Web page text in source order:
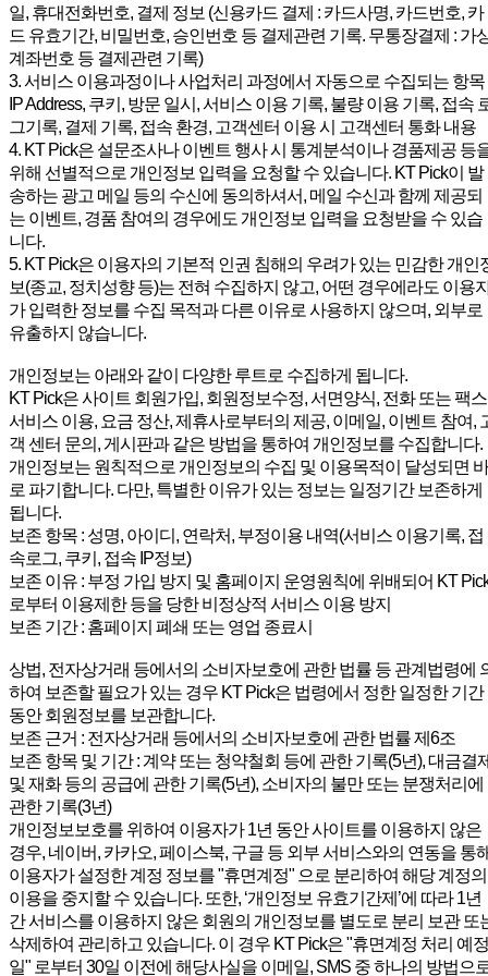
일, 휴대전화번호, 결제 정보 (신용카드 결제 : 카드사명, 카드번호, 카
드 유효기간, 비밀번호, 승인번호 등 결제관련 기록. 무통장결제 : 가
계좌번호 등 결제관련 기록)
3. 서비스 이용과정이나 사업처리 과정에서 자동으로 수집되는 항목
IP Address, 쿠키, 방문 일시, 서비스 이용 기록, 불량 이용 기록, 접속
그기록, 결제 기록, 접속 환경, 고객센터 이용 시 고객센터 통화 내용
4. KT Pick은 설문조사나 이벤트 행사 시 통계분석이나 경품제공 등
위해 선별적으로 개인정보 입력을 요청할 수 있습니다. KT Pick이 발
송하는 광고 메일 등의 수신에 동의하셔서, 메일 수신과 함께 제공되
는 이벤트, 경품 참여의 경우에도 개인정보 입력을 요청받을 수 있습
니다.
5. KT Pick은 이용자의 기본적 인권 침해의 우려가 있는 민감한 개인
보(종교, 정치성향 등)는 전혀 수집하지 않고, 어떤 경우에라도 이용
가 입력한 정보를 수집 목적과 다른 이유로 사용하지 않으며, 외부로
유출하지 않습니다.
개인정보는 아래와 같이 다양한 루트로 수집하게 됩니다.
KT Pick은 사이트 회원가입, 회원정보수정, 서면양식, 전화 또는 팩
서비스 이용, 요금 정산, 제휴사로부터의 제공, 이메일, 이벤트 참여,
객 센터 문의, 게시판과 같은 방법을 통하여 개인정보를 수집합니다.
개인정보는 원칙적으로 개인정보의 수집 및 이용목적이 달성되면 바
로 파기합니다. 다만, 특별한 이유가 있는 정보는 일정기간 보존하게
됩니다.
보존 항목 : 성명, 아이디, 연락처, 부정이용 내역(서비스 이용기록, 접
속로그, 쿠키, 접속 IP정보)
보존 이유 : 부정 가입 방지 및 홈페이지 운영원칙에 위배되어 KT
로부터 이용제한 등을 당한 비정상적 서비스 이용 방지
보존 기간 : 홈페이지 폐쇄 또는 영업 종료시
상법, 전자상거래 등에서의 소비자보호에 관한 법률 등 관계법령에
하여 보존할 필요가 있는 경우 KT Pick은 법령에서 정한 일정한 기간
동안 회원정보를 보관합니다.
보존 근거 : 전자상거래 등에서의 소비자보호에 관한 법률 제6조
보존 항목 및 기간 : 계약 또는 청약철회 등에 관한 기록(5년), 대금결
및 재화 등의 공급에 관한 기록(5년), 소비자의 불만 또는 분쟁처리에
관한 기록(3년)
개인정보보호를 위하여 이용자가 1년 동안 사이트를 이용하지 않은
경우, 네이버, 카카오, 페이스북, 구글 등 외부 서비스와의 연동을 통
이용자가 설정한 계정 정보를 "휴면계정" 으로 분리하여 해당 계정의
이용을 중지할 수 있습니다. 또한, ‘개인정보 유효기간제’에 따라 1년
간 서비스를 이용하지 않은 회원의 개인정보를 별도로 분리 보관 또
삭제하여 관리하고 있습니다. 이 경우 KT Pick은 "휴면계정 처리 예정
일" 로부터 30일 이전에 해당사실을 이메일, SMS 중 하나의 방법으